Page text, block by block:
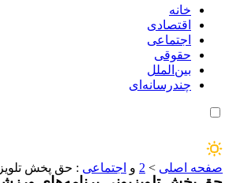
خانه
اقتصادی
اجتماعی
حقوقی
بین‌الملل
چندرسانه‌ای
صفحه اصلی >
2 و اجتماعی : حق پخش